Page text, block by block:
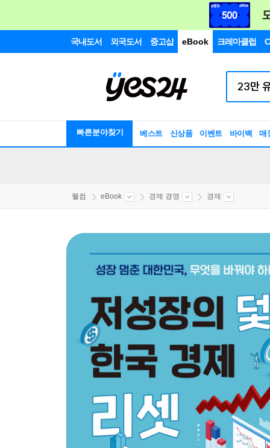
국내도서 외국도서 중고샵 eBook 크레마클럽
빠른분야찾기 베스트 신상품 이벤트 바이백 매
웰컴 eBook 경제 경영 경제